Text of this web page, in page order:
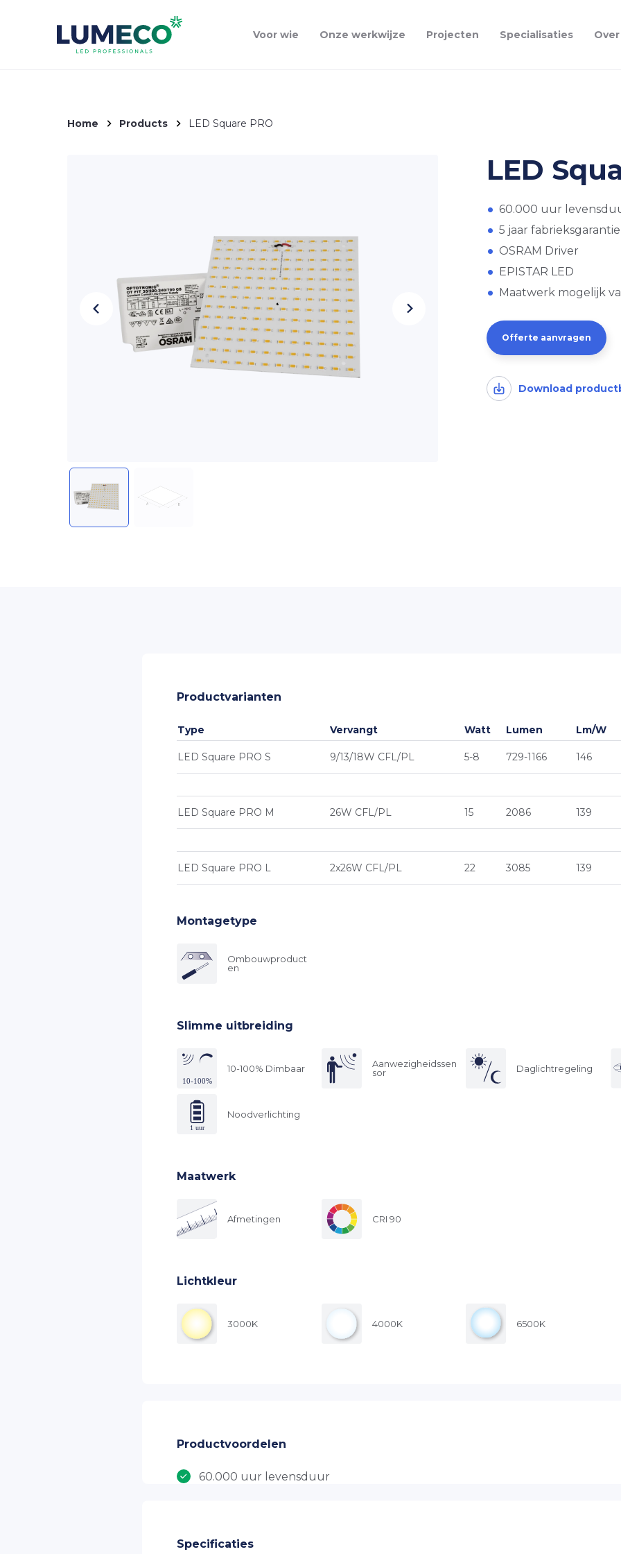
Voor wie Onze werkwijze Projecten Specialisaties
Home Products LED Square PRO
LED
60.000 uur
5 jaar fabrieksgarantie
OSRAM Driver
EPISTAR LED
Maatwerk mogelijk
Offerte aanvragen
Productvarianten
Type Vervangt Watt Lumen Lm/W
LED Square PRO S 9/13/18W CFL/PL 5-8 729-1166 146
LED Square PRO M 26W CFL/PL 15 2086 139
LED Square PRO L 2x26W CFL/PL 22 3085 139
Montagetype
Ombouwproduct
en
Slimme uitbreiding
10-100% Dimbaar
Aanwezigheidssen
sor
Daglichtregeling
Noodverlichting
Maatwerk
Afmetingen CRI 90
Lichtkleur
3000K 4000K 6500K
Productvoordelen
60.000 uur levensduur
EPISTAR LED
Specificaties